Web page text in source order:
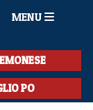
MENU
PO